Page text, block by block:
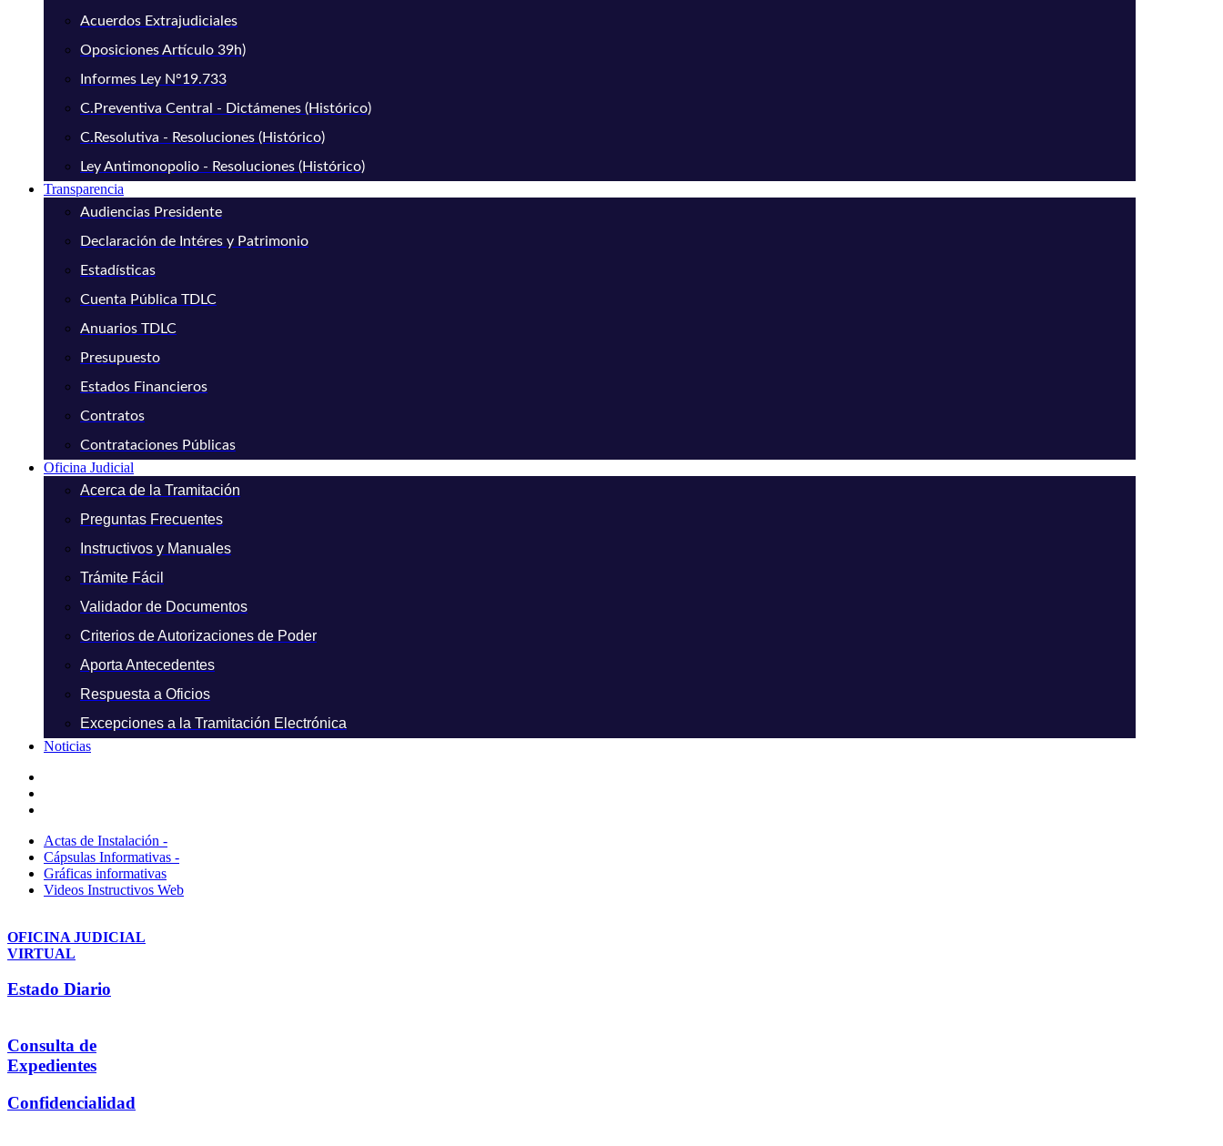
Acuerdos Extrajudiciales
Oposiciones Artículo 39h)
Informes Ley N°19.733
C.Preventiva Central - Dictámenes (Histórico)
C.Resolutiva - Resoluciones (Histórico)
Ley Antimonopolio - Resoluciones (Histórico)
Transparencia
Audiencias Presidente
Declaración de Intéres y Patrimonio
Estadísticas
Cuenta Pública TDLC
Anuarios TDLC
Presupuesto
Estados Financieros
Contratos
Contrataciones Públicas
Oficina Judicial
Acerca de la Tramitación
Preguntas Frecuentes
Instructivos y Manuales
Trámite Fácil
Validador de Documentos
Criterios de Autorizaciones de Poder
Aporta Antecedentes
Respuesta a Oficios
Excepciones a la Tramitación Electrónica
Noticias
Actas de Instalación -
Cápsulas Informativas -
Gráficas informativas
Videos Instructivos Web
OFICINA JUDICIAL
VIRTUAL
Estado Diario
Consulta de
Expedientes
Confidencialidad